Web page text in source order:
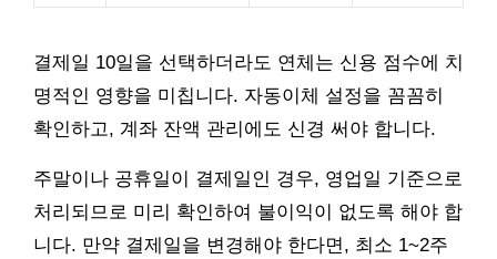
결제일 10일을 선택하더라도 연체는 신용 점수에 치
명적인 영향을 미칩니다. 자동이체 설정을 꼼꼼히
확인하고, 계좌 잔액 관리에도 신경 써야 합니다.
주말이나 공휴일이 결제일인 경우, 영업일 기준으로
처리되므로 미리 확인하여 불이익이 없도록 해야 합
니다. 만약 결제일을 변경해야 한다면, 최소 1~2주